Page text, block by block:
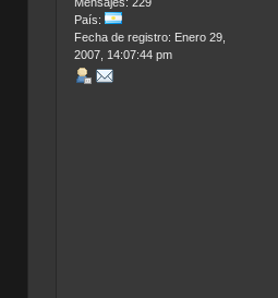
País:
Fecha de registro: Enero 29,
2007, 14:07:44 pm